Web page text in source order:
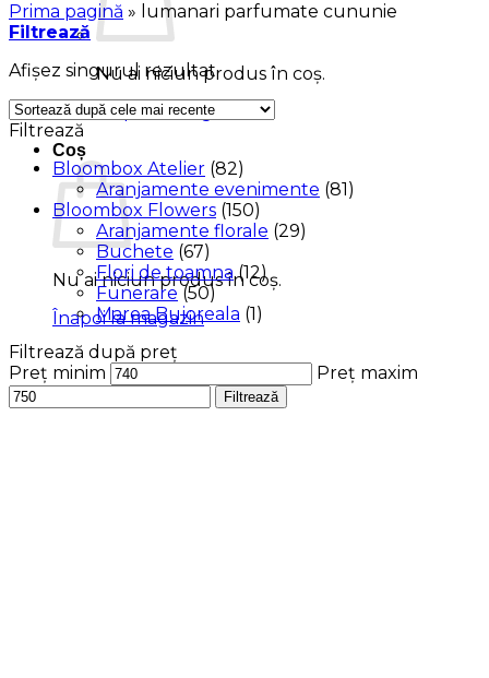
Nu ai niciun produs în coș.
Înapoi la magazin
Coș
Nu ai niciun produs în coș.
Înapoi la magazin
Prima pagină » lumanari parfumate cununie
Filtrează
Afișez singurul rezultat
Filtrează
Bloombox Atelier (82)
Aranjamente evenimente (81)
Bloombox Flowers (150)
Aranjamente florale (29)
Buchete (67)
Flori de toamna (12)
Funerare (50)
Marea Bujoreala (1)
Filtrează după preț
Preț minim
Preț maxim
Filtrează